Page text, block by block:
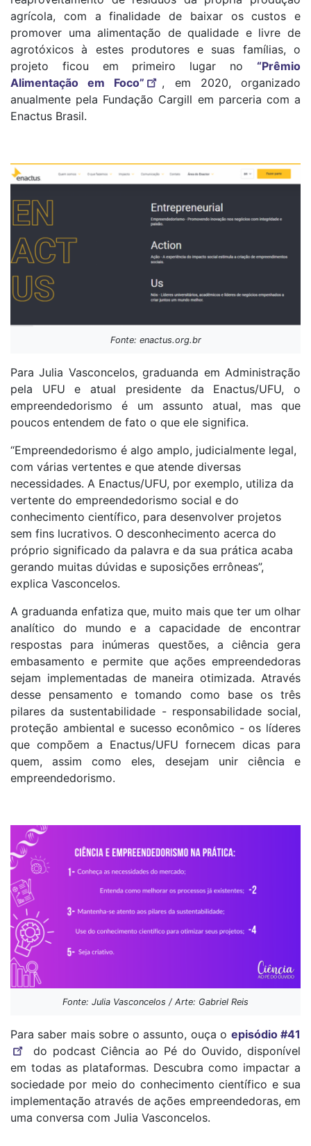
agrícola, com a finalidade de baixar os custos e
promover uma alimentação de qualidade e livre de
agrotóxicos à estes produtores e suas famílias, o
projeto ficou em primeiro lugar no “Prêmio
Alimentação em Foco”
, em 2020, organizado
anualmente pela Fundação Cargill em parceria com a
Enactus Brasil.
Fonte: enactus.org.br
Para Julia Vasconcelos, graduanda em Administração
pela UFU e atual presidente da Enactus/UFU, o
empreendedorismo é um assunto atual, mas que
poucos entendem de fato o que ele significa.
“Empreendedorismo é algo amplo, judicialmente legal,
com várias vertentes e que atende diversas
necessidades. A Enactus/UFU, por exemplo, utiliza da
vertente do empreendedorismo social e do
conhecimento científico, para desenvolver projetos
sem fins lucrativos. O desconhecimento acerca do
próprio significado da palavra e da sua prática acaba
gerando muitas dúvidas e suposições errôneas”,
explica Vasconcelos.
A graduanda enfatiza que, muito mais que ter um olhar
analítico do mundo e a capacidade de encontrar
respostas para inúmeras questões, a ciência gera
embasamento e permite que ações empreendedoras
sejam implementadas de maneira otimizada. Através
desse pensamento e tomando como base os três
pilares da sustentabilidade - responsabilidade social,
proteção ambiental e sucesso econômico - os líderes
que compõem a Enactus/UFU fornecem dicas para
quem, assim como eles, desejam unir ciência e
empreendedorismo.
Fonte: Julia Vasconcelos / Arte: Gabriel Reis
Para saber mais sobre o assunto, ouça o episódio #41
do podcast Ciência ao Pé do Ouvido, disponível
em todas as plataformas. Descubra como impactar a
sociedade por meio do conhecimento científico e sua
implementação através de ações empreendedoras, em
uma conversa com Julia Vasconcelos.